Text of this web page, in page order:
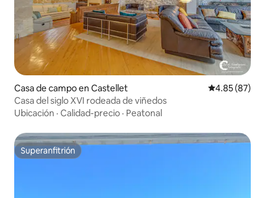
Casa de campo en Castellet Calificación
4.85 (87)
Casa del siglo XVI rodeada de viñedos
Ubicación · Calidad-precio · Peatonal
Superanfitrión
Superanfitrión